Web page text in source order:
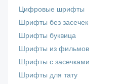
Цифровые шрифты
Шрифты без засечек
Шрифты буквица
Шрифты из фильмов
Шрифты с засечками
Шрифты для тату